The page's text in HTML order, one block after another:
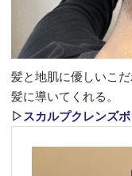
髪と地肌に優しいこ
髪に導いてくれる。
▷スカルプクレンズ